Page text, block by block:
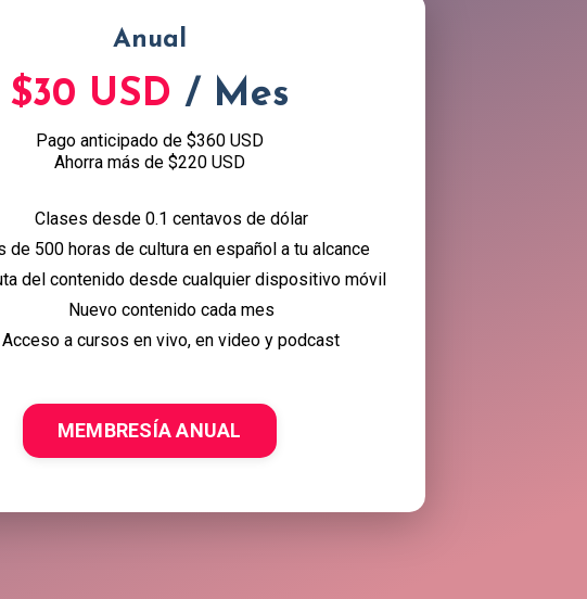
Anual
$30 USD / Mes
Pago anticipado de $360 USD
Ahorra más de $220 USD
Clases desde 0.1 centavos de dólar
de 500 horas de cultura en español a tu alcance
del contenido desde cualquier dispositivo móvil
Nuevo contenido cada mes
Acceso a cursos en vivo, en video y podcast
MEMBRESÍA ANUAL